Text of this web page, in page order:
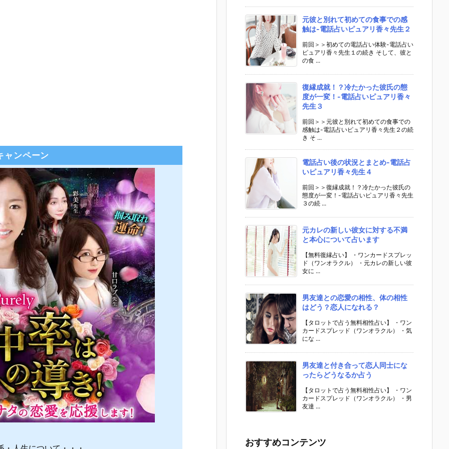
ャンペーン
元彼と別れて初めての食事での感
触は-電話占いピュアリ香々先生２
前回＞＞初めての電話占い体験-電話占い
ピュアリ香々先生１の続き そして、彼と
の食 ...
復縁成就！？冷たかった彼氏の態
度が一変！-電話占いピュアリ香々
先生３
前回＞＞元彼と別れて初めての食事での
感触は-電話占いピュアリ香々先生２の続
き そ ...
電話占い後の状況とまとめ-電話占
いピュアリ香々先生４
前回＞＞復縁成就！？冷たかった彼氏の
態度が一変！-電話占いピュアリ香々先生
３の続 ...
元カレの新しい彼女に対する不満
と本心について占います
【無料復縁占い】 ・ワンカードスプレッ
ド（ワンオラクル） ・元カレの新しい彼
女に ...
男友達との恋愛の相性、体の相性
はどう？恋人になれる？
【タロットで占う無料相性占い】 ・ワン
カードスプレッド（ワンオラクル） ・気
にな ...
男友達と付き合って恋人同士にな
ったらどうなるか占う
【タロットで占う無料相性占い】 ・ワン
カードスプレッド（ワンオラクル） ・男
友達 ...
おすすめコンテンツ